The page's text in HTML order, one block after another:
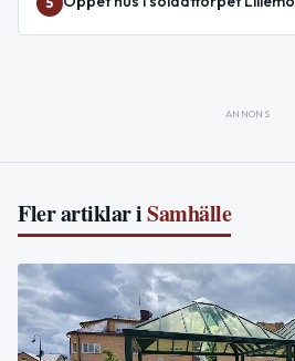
ANNONS
Fler artiklar iSamhälle